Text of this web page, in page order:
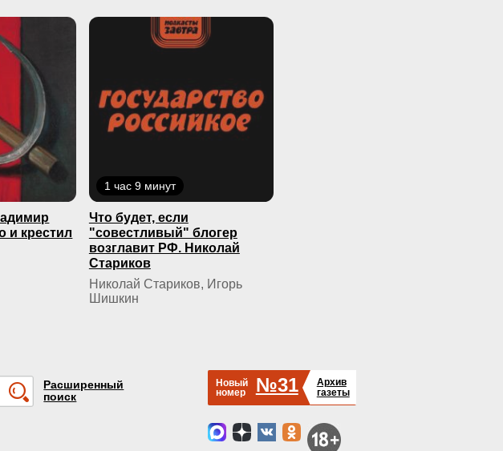
и крестил
1 час 9 минут
Что будет, если
"совестливый" блогер
возглавит РФ. Николай
Стариков
Николай Стариков, Игорь
Шишкин
Расширенный
поиск
Новый
номер
№31
Архив
газеты